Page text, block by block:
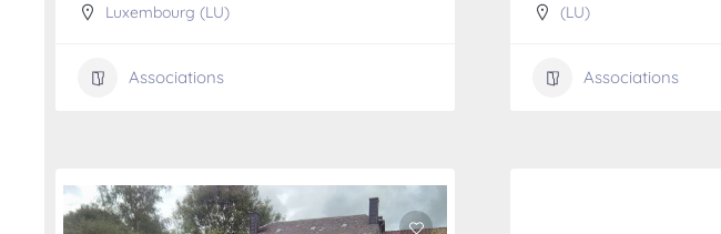
Luxembourg (LU)
Associations
(LU)
Associations